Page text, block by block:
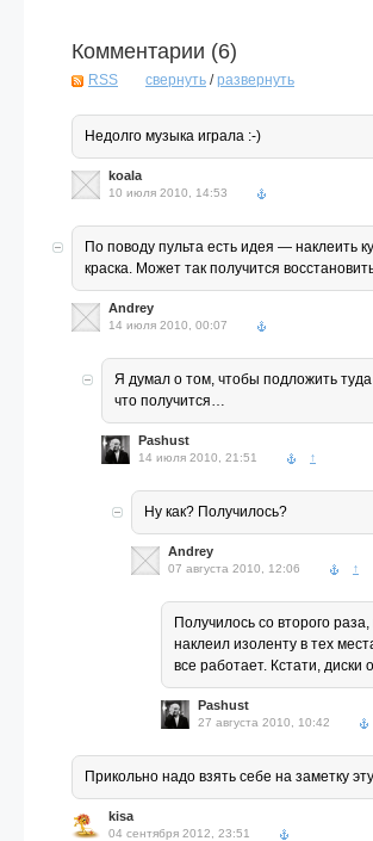
Комментарии (6)
RSS свернуть /развернуть
Недолго музыка играла :-)
koala
10 июля 2010, 14:53
По поводу пульта есть идея — наклеить
краска. Может так получится
Andrey
14 июля 2010, 00:07
Я думал о том, чтобы подложить
что получится…
Pashust
14 июля 2010, 21:51 ↑
Ну как? Получилось?
Andrey
07 августа 2010, 12:06 ↑
Получилось со второго
наклеил изоленту в тех
все работает. Кстати,
Pashust
27 августа 2010, 10:42
Прикольно надо взять себе на заметку
kisa
04 сентября 2012, 23:51